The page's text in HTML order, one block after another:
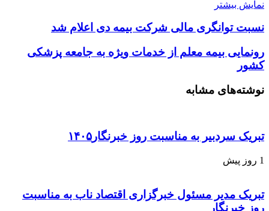
نمایش بیشتر
نسبت توانگری مالی شرکت بیمه دی اعلام شد
رونمایی بیمه معلم از خدمات ویژه به جامعه پزشکی
کشور
نوشته‌های مشابه
تبریک سردبیر به مناسبت روز خبرنگار۱۴۰۵
1 روز پیش
تبریک مدیر مسئول خبرگزاری اقتصاد ناب به مناسبت
روز خبرنگار